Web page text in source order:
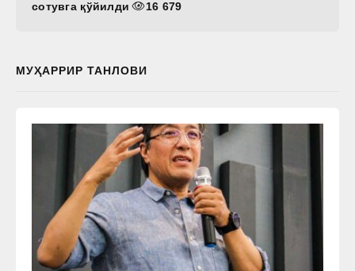
сотувга қўйилди
16 679
МУҲАРРИР ТАНЛОВИ